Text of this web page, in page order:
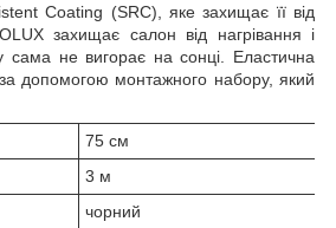
Coating (SRC), яке захищає її від
захищає салон від нагрівання і
сама не вигорає на сонці. Еластична
за допомогою монтажного набору, який
75 см
3 м
чорний